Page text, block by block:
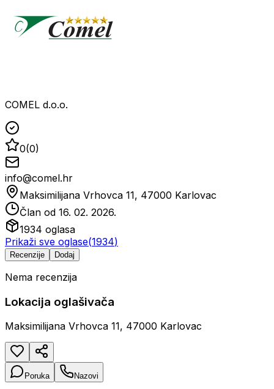
COMEL d.o.o.
0(0)
info@comel.hr
Maksimilijana Vrhovca 11, 47000 Karlovac
Član od 16. 02. 2026.
1934 oglasa
Prikaži sve oglase(1934)
Recenzije Dodaj
Nema recenzija
Lokacija oglašivača
Maksimilijana Vrhovca 11, 47000 Karlovac
Poruka Nazovi